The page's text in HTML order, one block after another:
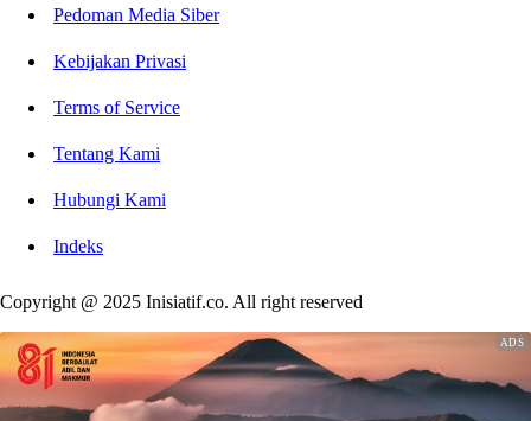
Pedoman Media Siber
Kebijakan Privasi
Terms of Service
Tentang Kami
Hubungi Kami
Indeks
Copyright @ 2025 Inisiatif.co. All right reserved